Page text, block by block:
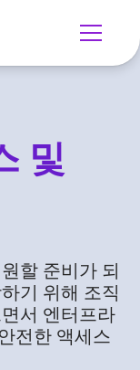
및
할 준비가 되
기 위해 조직
서 엔터프라
전한 액세스